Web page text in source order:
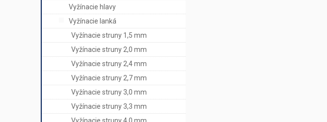
Vyžínacie hlavy
Vyžínacie lanká
Vyžínacie struny 1,5 mm
Vyžínacie struny 2,0 mm
Vyžínacie struny 2,4 mm
Vyžínacie struny 2,7 mm
Vyžínacie struny 3,0 mm
Vyžínacie struny 3,3 mm